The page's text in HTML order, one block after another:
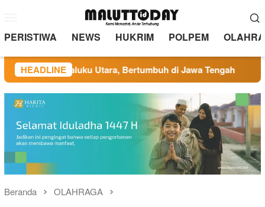
kontenMobile
PERISTIWA NEWS HUKRIM POLPEM
HEADLINE
Maluku Utara, Bertumbuh di Jawa Tengah
Beranda OLAHRAGA